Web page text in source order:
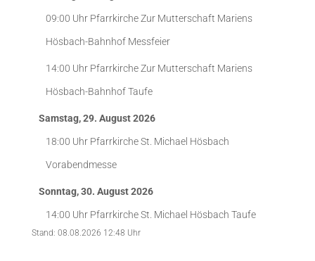
09:00 Uhr Pfarrkirche Zur Mutterschaft Mariens
Hösbach-Bahnhof Messfeier
14:00 Uhr Pfarrkirche Zur Mutterschaft Mariens
Hösbach-BahnhofTaufe
Samstag, 29. August 2026
18:00 Uhr Pfarrkirche St. Michael Hösbach
Vorabendmesse
Sonntag, 30. August 2026
14:00 Uhr Pfarrkirche St. Michael Hösbach Taufe
Stand: 08.08.2026 12:48 Uhr